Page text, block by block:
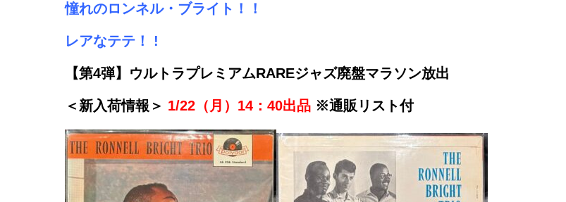
憧れのロンネル・ブライト！！
レアなテテ！ !
【第4弾】ウルトラプレミアムRAREジャズ廃盤マラソン放出
＜新入荷情報＞ 1/22（月）14：40出品 ※通販リスト付